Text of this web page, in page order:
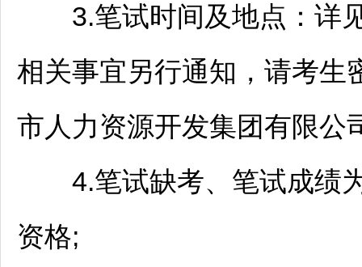
3.笔试时间及地点：详见
相关事宜另行通知，请考生
市人力资源开发集团有限公
4.笔试缺考、笔试成绩为
资格;